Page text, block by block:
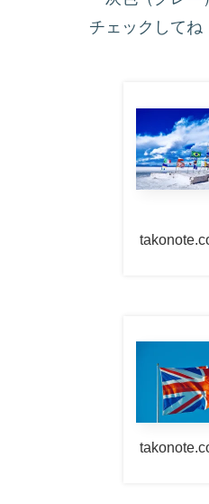
チェックしてね